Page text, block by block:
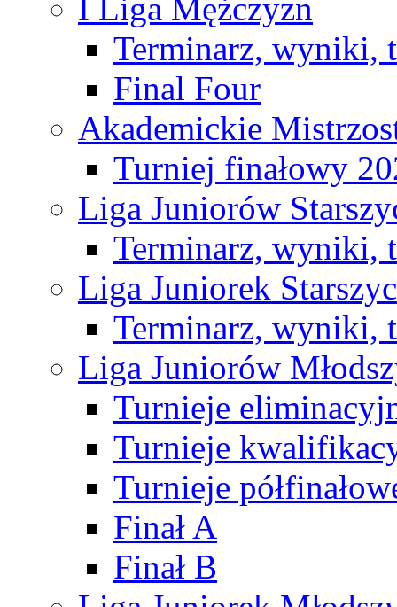
I Liga Mężczyzn
Terminarz, wyniki,
Final Four
Akademickie
Turniej finałowy
Liga Juniorów
Terminarz, wyniki,
Liga Juniorek
Terminarz, wyniki,
Liga Juniorów
Turnieje
Turnieje
Turnieje
Finał A
Finał B